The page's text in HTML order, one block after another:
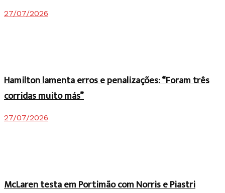
27/07/2026
Hamilton lamenta erros e penalizações: “Foram três
corridas muito más”
27/07/2026
McLaren testa em Portimão com Norris e Piastri